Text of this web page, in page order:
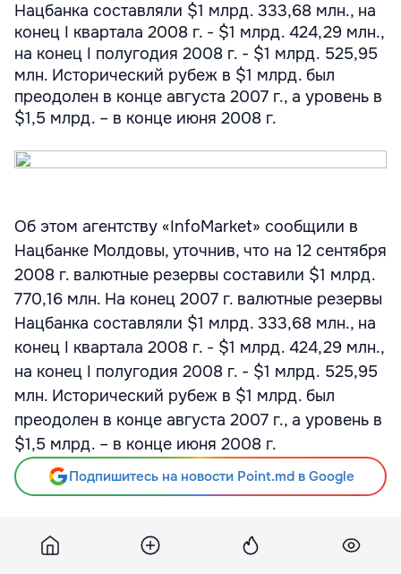
Нацбанка составляли $1 млрд. 333,68 млн., на
конец I квартала 2008 г. - $1 млрд. 424,29 млн.,
на конец I полугодия 2008 г. - $1 млрд. 525,95
млн. Исторический рубеж в $1 млрд. был
преодолен в конце августа 2007 г., а уровень в
$1,5 млрд. – в конце июня 2008 г.
Об этом агентству «InfoMarket» сообщили в
Нацбанке Молдовы, уточнив, что на 12 сентября
2008 г. валютные резервы составили $1 млрд.
770,16 млн. На конец 2007 г. валютные резервы
Нацбанка составляли $1 млрд. 333,68 млн., на
конец I квартала 2008 г. - $1 млрд. 424,29 млн.,
на конец I полугодия 2008 г. - $1 млрд. 525,95
млн. Исторический рубеж в $1 млрд. был
преодолен в конце августа 2007 г., а уровень в
$1,5 млрд. – в конце июня 2008 г.
Подпишитесь на новости Point.md в Google
Источник